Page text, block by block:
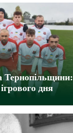
Тернопільщини:
дня